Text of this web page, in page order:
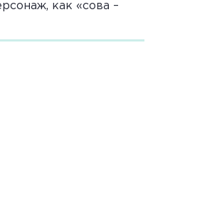
как «сова –
опять полетела;
ноги у него